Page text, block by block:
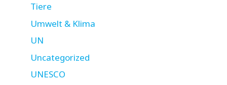
Tiere
Umwelt & Klima
UN
Uncategorized
UNESCO